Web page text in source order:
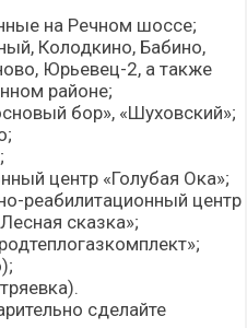
на Речном шоссе;
Колодкино, Бабино,
Юрьевец-2, а также
районе;
бор», «Шуховский»;
центр «Голубая Ока»;
реабилитационный центр
сказка»;
сделайте